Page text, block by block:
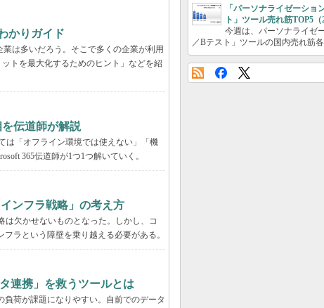
かりガイド
は多いだろう。そこで多くの企業が利用
トを最大化するためのヒント」などを紹
伝道師が解説
は「オフライン環境では使えない」「機
365伝道師が1つ1つ解いていく。
ンフラ戦略」の考え方
欠かせないものとなった。しかし、コ
ラという障壁を乗り越える必要がある。
連携」を救うツールとは
荷が課題になりやすい。自前でのデータ
「パーソナライゼーショ
ト」ツール売れ筋TOP5（
今週は、パーソナライゼ
／Bテスト」ツールの国内売れ筋